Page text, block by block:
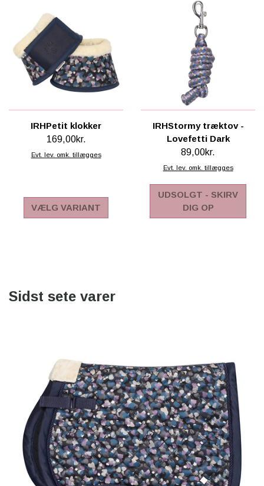
IRHPetit klokker
169,00kr.
Evt. lev. omk. tillægges
VÆLG VARIANT
IRHStormy træktov -
Lovefetti Dark
89,00kr.
Evt. lev. omk. tillægges
UDSOLGT - SKIRV
DIG OP
Sidst sete varer